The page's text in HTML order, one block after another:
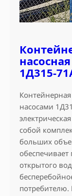
1Д315-
Контейнерная
насосами
собой
больших
открытого